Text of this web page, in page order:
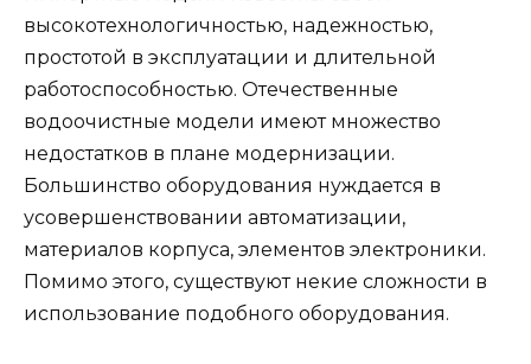
высокотехнологичностью, надежностью,
простотой в эксплуатации и длительной
работоспособностью. Отечественные
водоочистные модели имеют множество
недостатков в плане модернизации.
Большинство оборудования нуждается в
усовершенствовании автоматизации,
материалов корпуса, элементов электроники.
Помимо этого, существуют некие сложности в
использование подобного оборудования.